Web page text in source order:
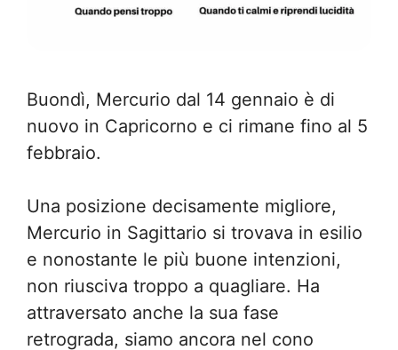
Buondì, Mercurio dal 14 gennaio è di
nuovo in Capricorno e ci rimane fino al 5
febbraio.
Una posizione decisamente migliore,
Mercurio in Sagittario si trovava in esilio
e nonostante le più buone intenzioni,
non riusciva troppo a quagliare. Ha
attraversato anche la sua fase
retrograda, siamo ancora nel cono